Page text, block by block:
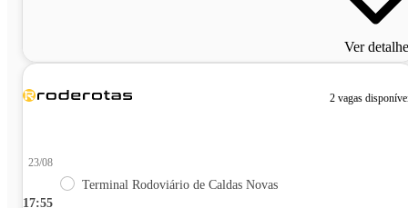
Ver
2 vagas
17:55
23/08
Terminal Rodoviário de Caldas Novas